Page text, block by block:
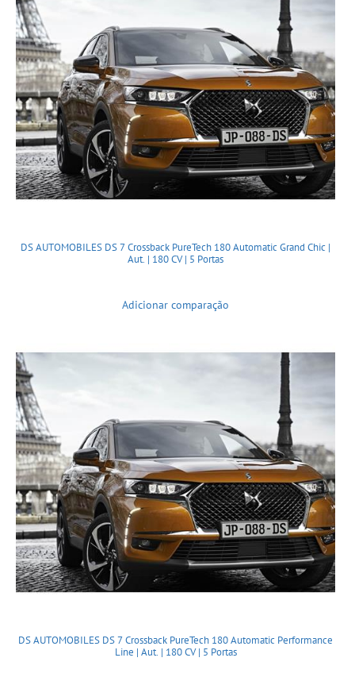
DS AUTOMOBILES DS 7 Crossback PureTech 180 Automatic Grand Chic |
Aut. | 180 CV | 5 Portas
Adicionar comparação
DS AUTOMOBILES DS 7 Crossback PureTech 180 Automatic Performance
Line | Aut. | 180 CV | 5 Portas